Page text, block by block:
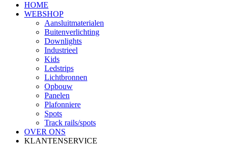
HOME
WEBSHOP
Aansluitmaterialen
Buitenverlichting
Downlights
Industrieel
Kids
Ledstrips
Lichtbronnen
Opbouw
Panelen
Plafonniere
Spots
Track rails/spots
OVER ONS
KLANTENSERVICE